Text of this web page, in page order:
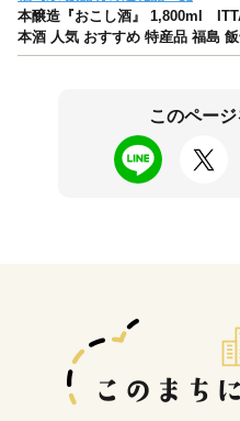
本醸造『おこし酒』 1,800ml
本酒 人気 おすすめ 特産品 福島
このペー